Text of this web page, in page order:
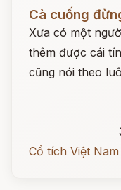
Cà cuống
Xưa có một
thêm được cái
cũng nói theo
Cổ tích Việt Nam